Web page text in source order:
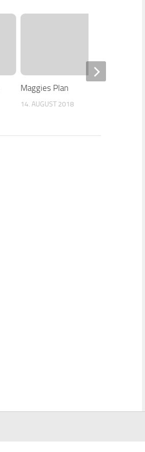
Maggies Plan
14. AUGUST 2018